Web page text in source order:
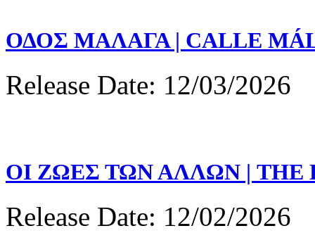
ΟΔΟΣ ΜΑΛΑΓΑ | CALLE
Release Date: 12/03/2026
ΟΙ ΖΩΕΣ ΤΩΝ ΑΛΛΩΝ | THE
Release Date: 12/02/2026